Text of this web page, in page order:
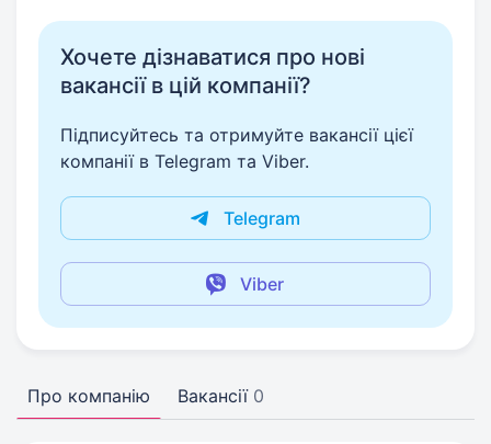
Хочете дізнаватися про нові
вакансії в цій компанії?
Підписуйтесь та отримуйте вакансії цієї
компанії в Telegram та Viber.
Telegram
Viber
Про компанію Вакансії 0